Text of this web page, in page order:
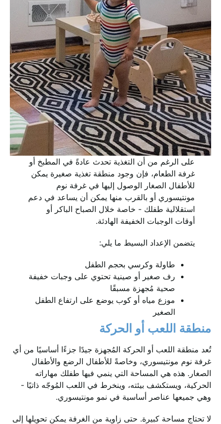
على الرغم من أن التغذية تحدث عادةً في المطبخ أو
غرفة الطعام، فإن وجود منطقة تغذية صغيرة يمكن
للأطفال الصغار الوصول إليها في غرفة نوم
مونتيسوري أو بالقرب منها يمكن أن يساعد في دعم
استقلالية طفلك - خاصة خلال الصباح الباكر أو
أوقات الوجبات الخفيفة الهادئة.
يتضمن الإعداد البسيط ما يلي:
طاولة وكرسي بحجم الطفل
رف صغير أو صينية تحتوي على وجبات خفيفة
صحية مُجهزة مسبقًا
موزع مياه أو كوب يوضع على ارتفاع الطفل
الصغير
منطقة اللعب أو الحركة
تُعد منطقة اللعب أو الحركة المُجهزة جيدًا جزءًا أساسيًا من أي
غرفة نوم مونتيسوري، وخاصةً للأطفال الرضع والأطفال
الصغار. هذه هي المساحة التي ينمي فيها طفلك مهاراته
الحركية، ويستكشف بيئته، وينخرط في اللعب المُوجّه ذاتيًا -
وهي جميعها عناصر أساسية في نمو مونتيسوري.
لا تحتاج مساحة كبيرة. حتى زاوية من الغرفة يمكن تحويلها إلى